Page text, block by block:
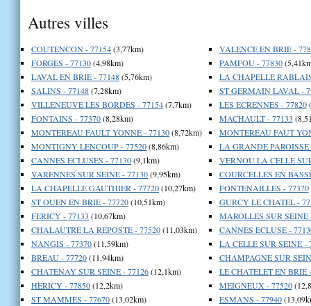
Autres villes
COUTENCON - 77154(3,77km)
FORGES - 77130(4,98km)
LAVAL EN BRIE - 77148(5,76km)
SALINS - 77148(7,28km)
VILLENEUVE LES BORDES - 77154(7,7km)
FONTAINS - 77370(8,28km)
MONTEREAU FAULT YONNE - 77130(8,72km)
MONTIGNY LENCOUP - 77520(8,86km)
CANNES ECLUSES - 77130(9,1km)
VARENNES SUR SEINE - 77130(9,95km)
LA CHAPELLE GAUTHIER - 77720(10,27km)
ST OUEN EN BRIE - 77720(10,51km)
FERICY - 77133 (10,67km)
CHALAUTRE LA REPOSTE - 77520(11,03km)
NANGIS - 77370(11,59km)
BREAU - 77720(11,94km)
CHATENAY SUR SEINE - 77126(12,1km)
HERICY - 77850(12,2km)
ST MAMMES - 77670(13,02km)
VALENCE EN BRIE -
PAMFOU - 77830
LA CHAPELLE
ST GERMAIN LAVAL -
LES ECRENNES - 77820
MACHAULT - 77133
MONTEREAU FAUT
LA GRANDE PAROISSE
VERNOU LA CELLE
COURCELLES EN
FONTENAILLES - 77370
GURCY LE CHATEL -
MAROLLES SUR SEINE
CANNES ECLUSE -
LA CELLE SUR SEINE -
CHAMPAGNE SUR
LE CHATELET EN BRIE
MEIGNEUX - 77520
ESMANS - 77940